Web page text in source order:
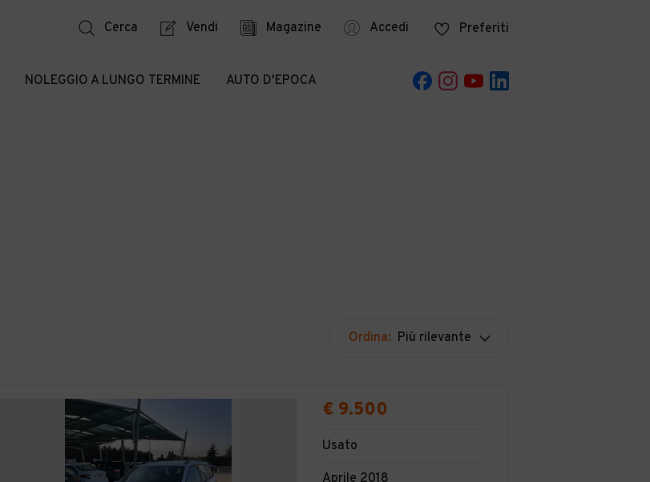
Cerca Vendi Magazine Accedi Preferiti
NOLEGGIO A LUNGO TERMINE AUTO D'EPOCA
Ordina: Più rilevante
€ 9.500
Usato
Aprile 2018